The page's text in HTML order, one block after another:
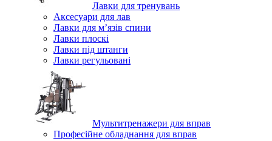
Лавки для тренувань
Аксесуари для лав
Лавки для м’язів спини
Лавки плоскі
Лавки під штанги
Лавки регульовані
Мультитренажери для вправ
Професійне обладнання для вправ